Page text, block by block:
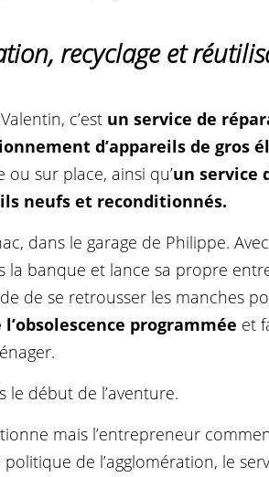
recyclage et
c’est un service de
d’appareils de gros
ou sur place, ainsi qu’un service
neufs et reconditionnés.
dans le garage de Philippe. Avec
la banque et lance sa propre
de se retrousser les manches
programmée et
le début de l’aventure.
mais l’entrepreneur
de l’agglomération, le